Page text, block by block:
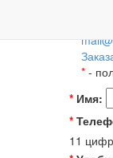
* -
* Имя:
*
11